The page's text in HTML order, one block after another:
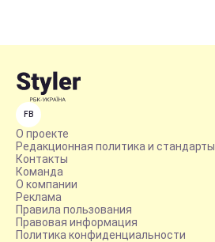
FB
О проекте
Редакционная политика и стандарты
Контакты
Команда
О компании
Реклама
Правила пользования
Правовая информация
Политика конфиденциальности